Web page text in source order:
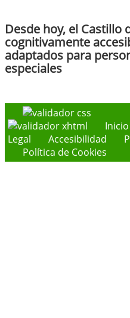
Desde hoy, el Castillo
cognitivamente
adaptados para
especiales
Inicio
Legal
Accesibilidad
Política de Cookies